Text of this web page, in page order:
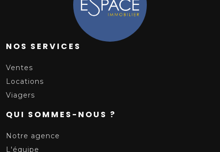
NOS SERVICES
Ventes
Locations
Viagers
QUI SOMMES-NOUS ?
Notre agence
L'équipe